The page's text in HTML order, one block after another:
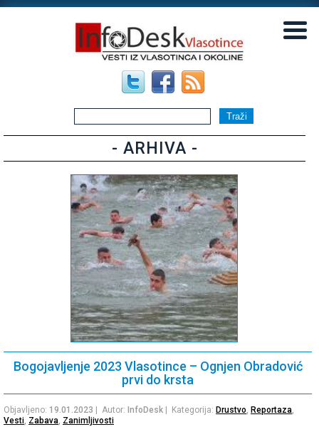
- ARHIVA -
Bogojavljenje 2023 Vlasotince – Ognjen Obradović
prvi do krsta
Objavljeno: 19.01.2023 | Autor: InfoDesk | Kategorija: Drustvo, Reportaza,
Vesti, Zabava, Zanimljivosti